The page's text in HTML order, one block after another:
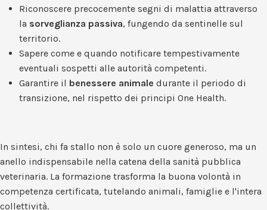
Riconoscere precocemente segni di malattia attraverso
la sorveglianza passiva, fungendo da sentinelle sul
territorio.
Sapere come e quando notificare tempestivamente
eventuali sospetti alle autorità competenti.
Garantire il benessere animale durante il periodo di
transizione, nel rispetto dei principi One Health.
In sintesi, chi fa stallo non è solo un cuore generoso, ma un
anello indispensabile nella catena della sanità pubblica
veterinaria. La formazione trasforma la buona volontà in
competenza certificata, tutelando animali, famiglie e l'intera
collettività.